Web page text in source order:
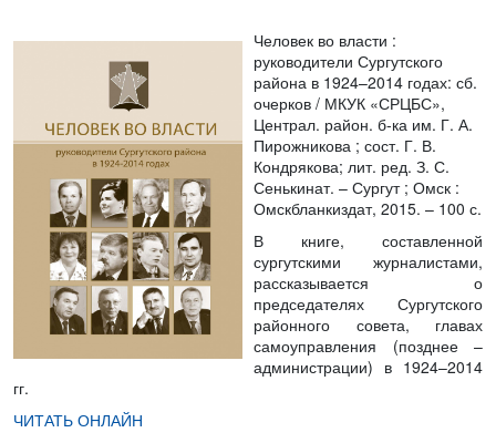
Человек во власти :
руководители Сургутского
района в 1924–2014 годах: сб.
очерков / МКУК «СРЦБС»,
Централ. район. б-ка им. Г. А.
Пирожникова ; сост. Г. В.
Кондрякова; лит. ред. З. С.
Сенькинат. – Сургут ; Омск :
Омскбланкиздат, 2015. – 100 с.
В книге, составленной
сургутскими журналистами,
рассказывается о
председателях Сургутского
районного совета, главах
самоуправления (позднее –
администрации) в 1924–2014
гг.
ЧИТАТЬ ОНЛАЙН